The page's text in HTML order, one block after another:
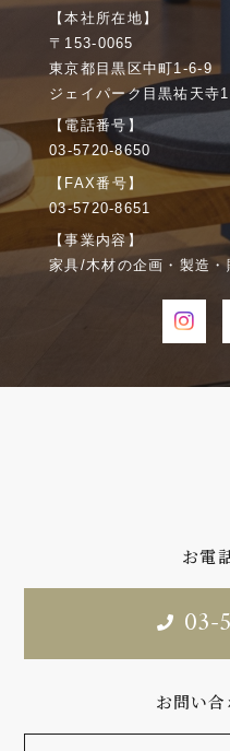
【本社所在地】
〒153-0065
東京都目黒区中町1-6-9
ジェイパーク目黒祐天寺
【電話番号】
03-5720-8650
【FAX番号】
03-5720-8651
【事業内容】
家具/木材の企画・製造・
お電
03-
お問い